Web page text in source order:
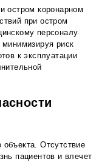
остром коронарном
при остром
персоналу
риск
к эксплуатации
Отсутствие
пациентов и влечет